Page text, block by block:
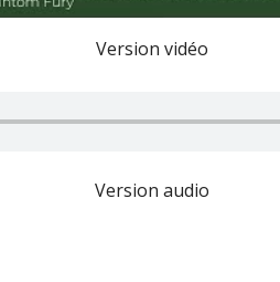
Version vidéo
Version audio